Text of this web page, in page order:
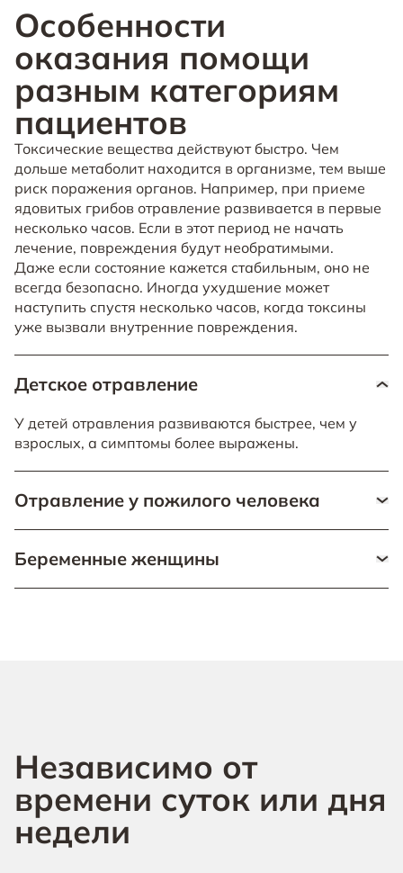
Особенности
оказания помощи
разным категориям
пациентов
Токсические вещества действуют быстро. Чем
дольше метаболит находится в организме, тем выше
риск поражения органов. Например, при приеме
ядовитых грибов отравление развивается в первые
несколько часов. Если в этот период не начать
лечение, повреждения будут необратимыми.
Даже если состояние кажется стабильным, оно не
всегда безопасно. Иногда ухудшение может
наступить спустя несколько часов, когда токсины
уже вызвали внутренние повреждения.
Детское отравление
У детей отравления развиваются быстрее, чем у
взрослых, а симптомы более выражены.
Отравление у пожилого человека
хронических заболеваний, которые осложняют
Беременные женщины
Независимо от
времени суток или дня
недели